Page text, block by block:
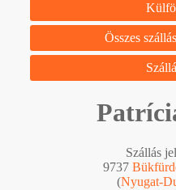
Összes
Szállás
9737
(Nyugat-